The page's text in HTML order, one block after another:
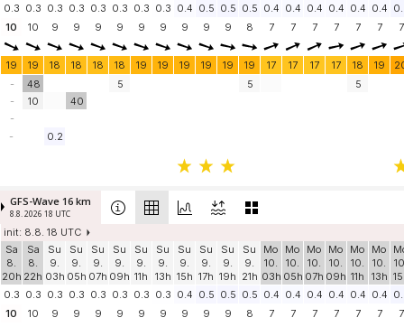
0.3 0.3 0.3 0.3 0.3 0.3 0.3 0.3 0.4 0.5 0.5 0.5 0.4 0.4 0.4 0.4 0.4 0.4
10
10 9 9 9 9 9 9 9 9 9 8 7 7 7 7 7 7 7
19 19 18 18 18 18 19 19 19 19 19 19 17 17 17 17 18 19
-
-
-
48
10
40
5 5 5
- 0.2
GFS-Wave 16 km
8.8. 2026 18 UTC
init: 8.8. 18 UTC
Sa
8.
20h
Sa
8.
22h
Su
9.
03h
Su
9.
05h
Su
9.
07h
Su
9.
09h
Su
9.
11h
Su
9.
13h
Su
9.
15h
Su
9.
17h
Su
9.
19h
Su
9.
21h
Mo
10.
03h
Mo
10.
05h
Mo
10.
07h
Mo
10.
09h
Mo
10.
11h
Mo
10.
13h
0.3 0.3 0.3 0.3 0.3 0.3 0.3 0.3 0.4 0.5 0.5 0.5 0.4 0.4 0.4 0.4 0.4 0.4
10
10 9 9 9 9 9 9 9 9 9 8 7 7 7 7 7 7 7